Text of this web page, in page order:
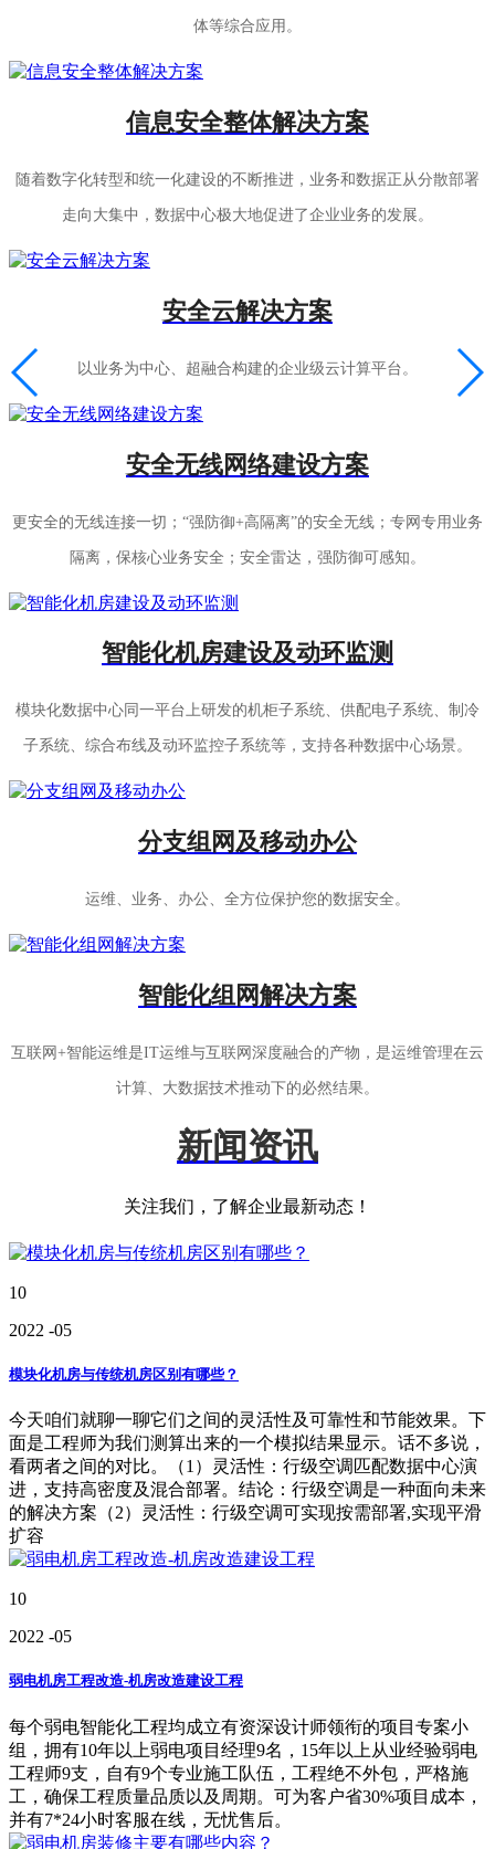
体等综合应用。
信息安全整体解决方案
随着数字化转型和统一化建设的不断推进，业务和数据正从分散部署
走向大集中，数据中心极大地促进了企业业务的发展。
安全云解决方案
以业务为中心、超融合构建的企业级云计算平台。
安全无线网络建设方案
更安全的无线连接一切；“强防御+高隔离”的安全无线；专网专用业务
隔离，保核心业务安全；安全雷达，强防御可感知。
智能化机房建设及动环监测
模块化数据中心同一平台上研发的机柜子系统、供配电子系统、制冷
子系统、综合布线及动环监控子系统等，支持各种数据中心场景。
分支组网及移动办公
运维、业务、办公、全方位保护您的数据安全。
智能化组网解决方案
互联网+智能运维是IT运维与互联网深度融合的产物，是运维管理在云
计算、大数据技术推动下的必然结果。
新闻资讯
关注我们，了解企业最新动态！
10
2022 -05
模块化机房与传统机房区别有哪些？
今天咱们就聊一聊它们之间的灵活性及可靠性和节能效果。下
面是工程师为我们测算出来的一个模拟结果显示。话不多说，
看两者之间的对比。（1）灵活性：行级空调匹配数据中心演
进，支持高密度及混合部署。结论：行级空调是一种面向未来
的解决方案（2）灵活性：行级空调可实现按需部署,实现平滑
扩容
10
2022 -05
弱电机房工程改造-机房改造建设工程
每个弱电智能化工程均成立有资深设计师领衔的项目专案小
组，拥有10年以上弱电项目经理9名，15年以上从业经验弱电
工程师9支，自有9个专业施工队伍，工程绝不外包，严格施
工，确保工程质量品质以及周期。可为客户省30%项目成本，
并有7*24小时客服在线，无忧售后。